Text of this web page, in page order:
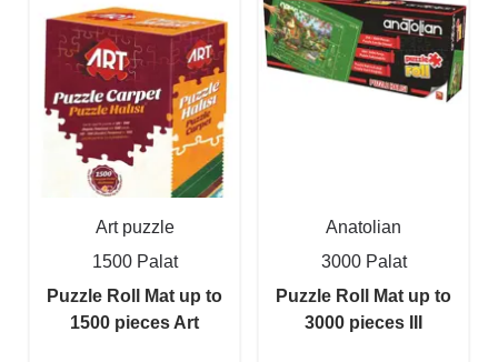
Art puzzle
1500 Palat
Puzzle Roll Mat up to
1500 pieces Art
Anatolian
3000 Palat
Puzzle Roll Mat up to
3000 pieces III